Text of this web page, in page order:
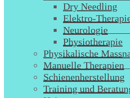
Dry Needling
Elektro-
Neurologie
Physiotherapie
Physikalische
Manuelle Therapien
Schienenherstellung
Training und